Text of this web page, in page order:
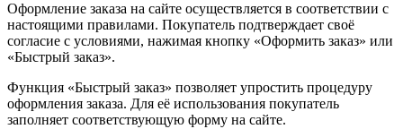
Оформление заказа на сайте осуществляется в соответствии с
настоящими правилами. Покупатель подтверждает своё
согласие с условиями, нажимая кнопку «Оформить заказ» или
«Быстрый заказ».
Функция «Быстрый заказ» позволяет упростить процедуру
оформления заказа. Для её использования покупатель
заполняет соответствующую форму на сайте.